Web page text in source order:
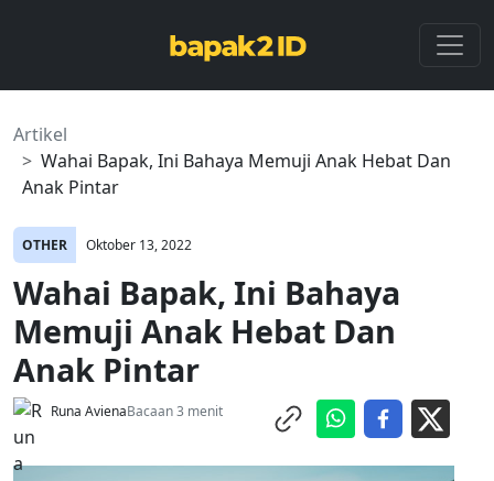
Artikel
Wahai Bapak, Ini Bahaya Memuji Anak Hebat Dan
Anak Pintar
OTHER Oktober 13, 2022
Wahai Bapak, Ini Bahaya
Memuji Anak Hebat Dan
Anak Pintar
Runa AvienaBacaan 3 menit